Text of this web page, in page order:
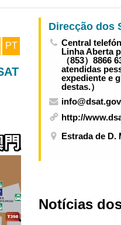
PT
Central
Linha Aberta
（853）8866
atendidas
expediente e
destas.）
http://
Estrada de D.
Notícias